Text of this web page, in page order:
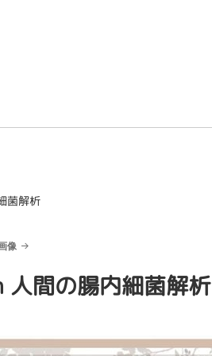
菌解析
像
人間の腸内細菌解析